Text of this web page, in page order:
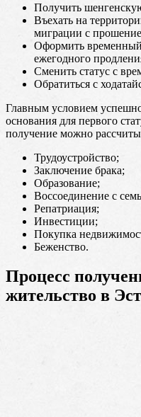
Получить
Въехать на
миграции с
Оформить
ежегодного
Сменить статус с
Обратиться с
Главным условием
основания для первого
получение можно
Трудоустройство;
Заключение брака;
Образование;
Воссоединение с
Репатриация;
Инвестиции;
Покупка
Беженство.
Процесс
жительство в